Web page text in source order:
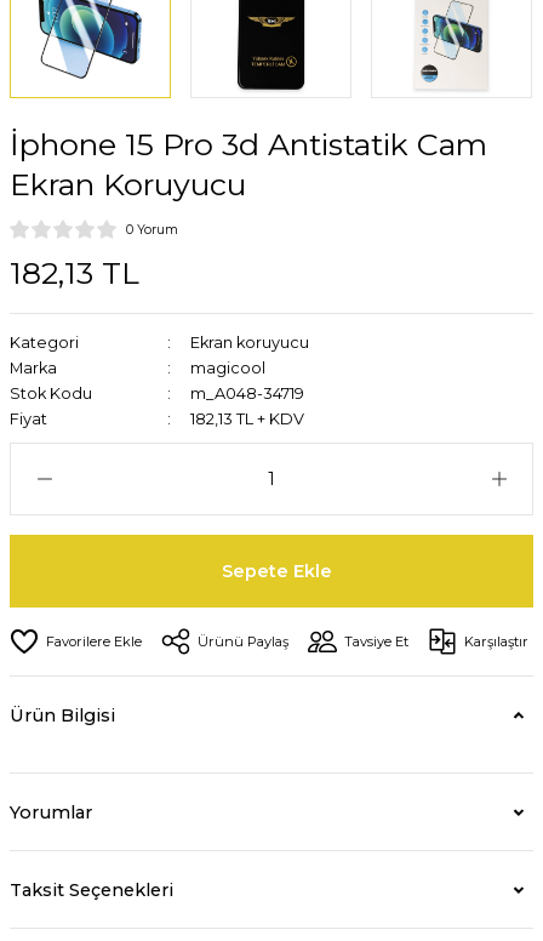
İphone 15 Pro 3d Antistatik Cam
Ekran Koruyucu
0 Yorum
182,13 TL
Kategori
Ekran koruyucu
Marka
magicool
Stok Kodu
m_A048-34719
Fiyat
182,13 TL + KDV
Sepete Ekle
Ürünü Paylaş Tavsiye Et Karşılaştır
Ürün Bilgisi
Yorumlar
Taksit Seçenekleri